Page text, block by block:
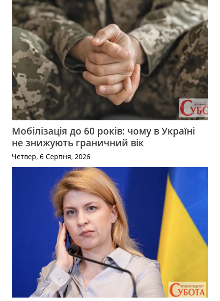
Мобілізація до 60 років: чому в Україні
не знижують граничний вік
Четвер, 6 Серпня, 2026